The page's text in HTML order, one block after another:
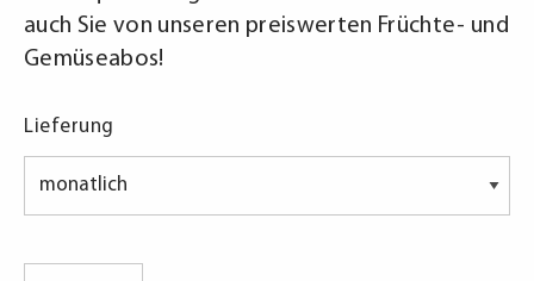
auch Sie von unseren preiswerten Früchte- und
Gemüseabos!
Lieferung